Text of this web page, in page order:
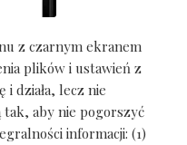
z czarnym ekranem
plików i ustawień z
działa, lecz nie
aby nie pogorszyć
informacji: (1)